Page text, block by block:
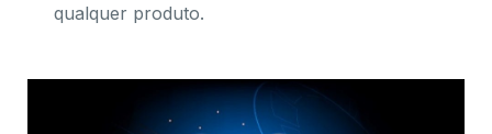
qualquer produto.